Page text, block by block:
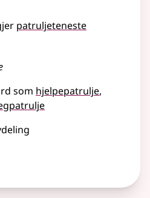
patruljeteneste
som hjelpepatrulje